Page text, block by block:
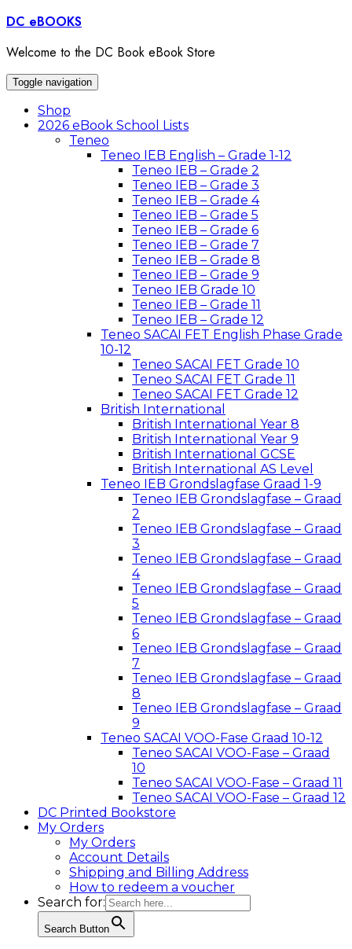
Skip
content
DC eBOOKS
Welcome to the DC Book eBook Store
Toggle navigation
Shop
2026 eBook School Lists
Teneo
Teneo IEB English – Grade 1-12
Teneo IEB – Grade 2
Teneo IEB – Grade 3
Teneo IEB – Grade 4
Teneo IEB – Grade 5
Teneo IEB – Grade 6
Teneo IEB – Grade 7
Teneo IEB – Grade 8
Teneo IEB – Grade 9
Teneo IEB Grade 10
Teneo IEB – Grade 11
Teneo IEB – Grade 12
Teneo SACAI FET English Phase Grade
10-12
Teneo SACAI FET Grade 10
Teneo SACAI FET Grade 11
Teneo SACAI FET Grade 12
British International
British International Year 8
British International Year 9
British International GCSE
British International AS Level
Teneo IEB Grondslagfase Graad 1-9
Teneo IEB Grondslagfase – Graad
2
Teneo IEB Grondslagfase – Graad
3
Teneo IEB Grondslagfase – Graad
4
Teneo IEB Grondslagfase – Graad
5
Teneo IEB Grondslagfase – Graad
6
Teneo IEB Grondslagfase – Graad
7
Teneo IEB Grondslagfase – Graad
8
Teneo IEB Grondslagfase – Graad
9
Teneo SACAI VOO-Fase Graad 10-12
Teneo SACAI VOO-Fase – Graad
10
Teneo SACAI VOO-Fase – Graad 11
Teneo SACAI VOO-Fase – Graad 12
DC Printed Bookstore
My Orders
My Orders
Account Details
Shipping and Billing Address
How to redeem a voucher
Search for:
Search Button